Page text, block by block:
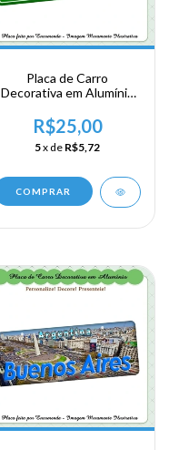
Placa de Carro
Decorativa em Alumínio
Viagem a Argentina -
Buenos Aires
R$25,00
5x de R$5,72
COMPRAR